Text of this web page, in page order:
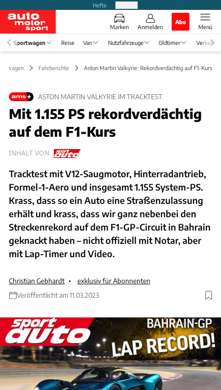
Hefte
Marken Anmelden
Abo
Menü
Sportwagen Reise Van Nutzfahrzeuge Oldtimer Verkehr
Fahrberichte Aston Martin Valkyrie: Rekordverdächtig auf F1-Kurs
ASTON MARTIN VALKYRIE IM TRACKTEST
Mit 1.155 PS rekordverdächtig
auf dem F1-Kurs
INHALT VON
Tracktest mit V12-Saugmotor, Hinterradantrieb,
Formel-1-Aero und insgesamt 1.155 System-PS.
Krass, dass so ein Auto eine Straßenzulassung
erhält und krass, dass wir ganz nebenbei den
Streckenrekord auf dem F1-GP-Circuit in Bahrain
geknackt haben – nicht offiziell mit Notar, aber
mit Lap-Timer und Video.
Christian Gebhardt
exklusiv für Abonnenten
Veröffentlicht am 11.03.2023
ANZEIGE